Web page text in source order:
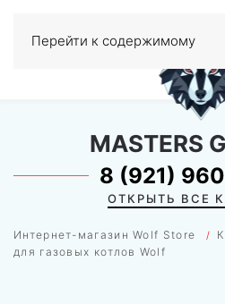
Перейти к содержимому
0
Интернет-магазин Wolf Store
для газовых котлов Wolf
MASTERS
8 (921)
ОТКРЫТЬ ВСЕ